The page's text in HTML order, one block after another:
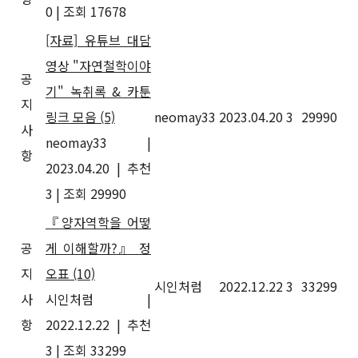
0 | 조회 17678
공
지
사
항
[자료] 유튜브 대담
영상 "자연철학이야
기" 녹취록 & 카툰
링크 모음 (5)
neomay33
|
2023.04.20 | 추천
3 | 조회 29990
neomay33 2023.04.203 29990
공
지
사
항
『양자역학을 어떻
게 이해할까?』 정
오표 (10)
시인처럼
|
2022.12.22 | 추천
3 | 조회 33299
시인처럼 2022.12.223 33299